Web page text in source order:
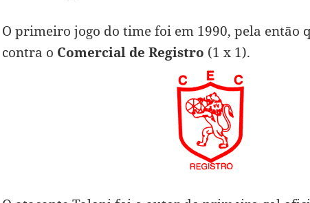
O primeiro jogo do time foi em 1990, pela então
contra o Comercial de Registro (1 x 1).